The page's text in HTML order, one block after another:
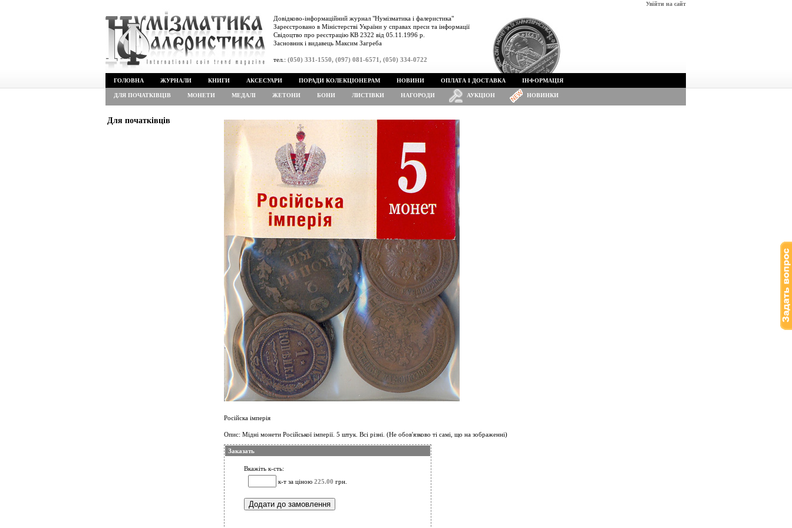
Увійти на сайт
Довідково-інформаційний журнал "Нумізматика і фалеристика"
Зареєстровано в Міністерстві України у справах преси та інформації
Свідоцтво про реєстрацію КВ 2322 від 05.11.1996 р.
Засновник і видавець Максим Загреба
тел.: (050) 331-1550, (097) 081-6571, (050) 334-0722
ГОЛОВНА ЖУРНАЛИ КНИГИ АКСЕСУАРИ ПОРАДИ КОЛЕКЦІОНЕРАМ НОВИНИ ОПЛАТА І ДОСТАВКА ІНФОРМАЦІЯ
ДЛЯ ПОЧАТКІВЦІВ МОНЕТИ МЕДАЛІ ЖЕТОНИ БОНИ ЛИСТІВКИ НАГОРОДИ АУКЦІОН НОВИНКИ
Для початківців
Російска імперія
Опис: Мідні монети Російської імперії. 5 штук. Всі різні. (Не обов'язково ті самі, що на зображенні)
Заказать
Вкажіть к-сть:
к-т за ціною 225.00 грн.